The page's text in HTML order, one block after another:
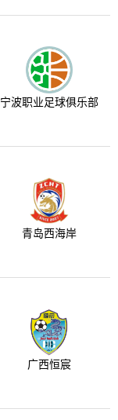
宁波职业足球俱乐部
青岛西海岸
广西恒宸